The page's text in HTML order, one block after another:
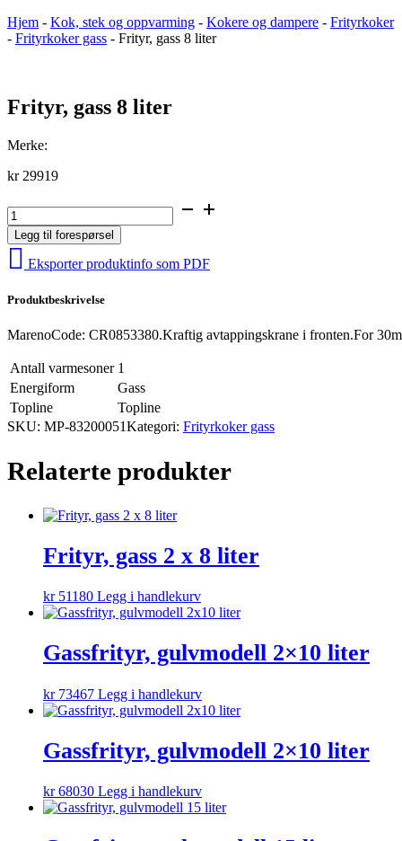
Hjem - Kok, stek og oppvarming - Kokere og dampere - Frityrkoker
- Frityrkoker gass - Frityr, gass 8 liter
Frityr, gass 8 liter
Merke:
kr29919
Frityr,
gass
liter
antall
Legg til forespørsel
Eksporter produktinfo som PDF
Produktbeskrivelse
MarenoCode: CR0853380.Kraftig avtappingskrane i fronten.For
Antall varmesoner 1
Energiform
Gass
Topline
Topline
SKU: MP-83200051Kategori: Frityrkoker gass
Relaterte produkter
Frityr, gass 2 x 8 liter
kr51180 Legg i handlekurv
Gassfrityr, gulvmodell 2×10 liter
kr73467 Legg i handlekurv
Gassfrityr, gulvmodell 2×10 liter
kr68030 Legg i handlekurv